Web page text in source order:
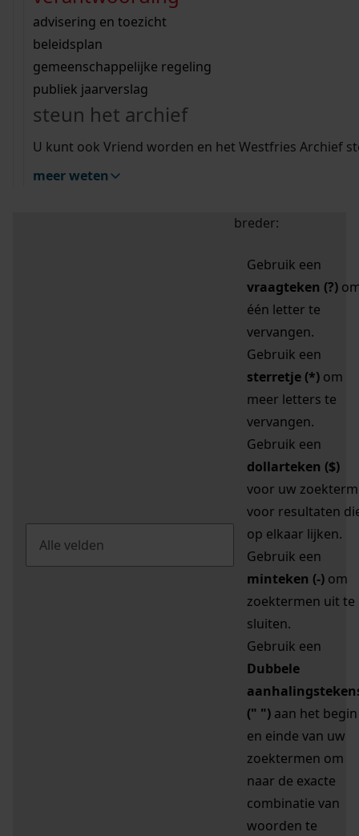
bouwvergunningen
omgevingsvergunningen
vergunningen
beeld en geluid
uitleg nodig?
Wij helpen u op weg met een aantal zoektips.
bekijk alle zoektips
Wij helpen u op weg met een aantal zoektips.
bekijk alle zoektips
bekijk ons geschiedenislokaal
advisering en toezicht
beleidsplan
gemeenschappelijke regeling
publiek jaarverslag
steun het archief
U kunt ook Vriend worden en het Westfries Archief
meer weten
zoektips
Mijn Studiezaal (inloggen)
uw zoekopdracht te
breder:
Gebruik een
vraagteken (?)
één letter te
vervangen.
Gebruik een
sterretje (*) om
meer letters te
vervangen.
Gebruik een
dollarteken ($)
voor uw zoekterm
voor resultaten
op elkaar lijken.
Gebruik een
minteken (-) om
zoektermen uit te
sluiten.
Gebruik een
Dubbele
(" ") aan het begin
en einde van uw
zoektermen om
naar de exacte
combinatie van
woorden te